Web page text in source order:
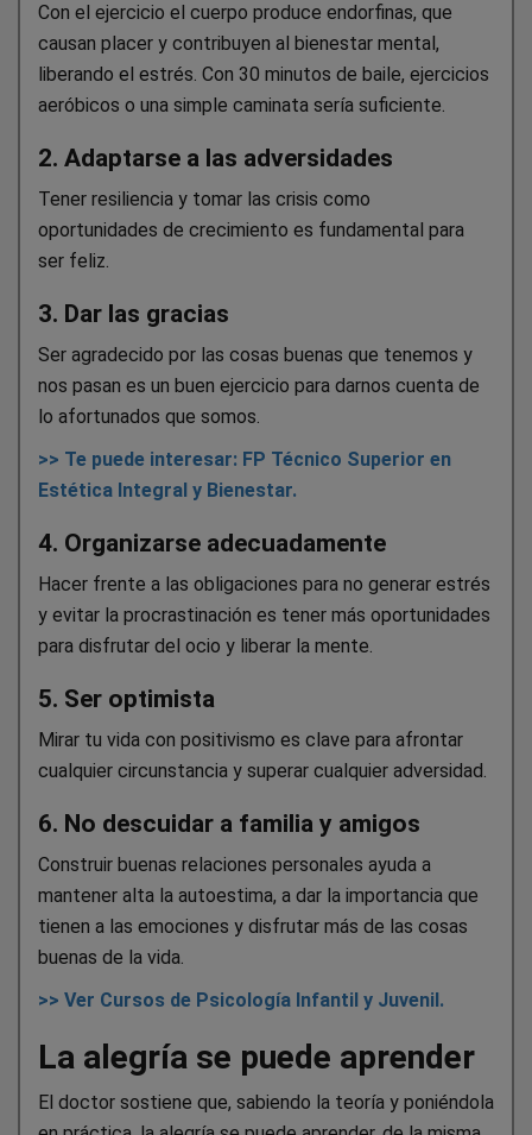
Con el ejercicio el cuerpo produce endorfinas, que
causan placer y contribuyen al bienestar mental,
liberando el estrés. Con 30 minutos de baile, ejercicios
aeróbicos o una simple caminata sería suficiente.
2. Adaptarse a las adversidades
Tener resiliencia y tomar las crisis como
oportunidades de crecimiento es fundamental para
ser feliz.
3. Dar las gracias
Ser agradecido por las cosas buenas que tenemos y
nos pasan es un buen ejercicio para darnos cuenta de
lo afortunados que somos.
>> Te puede interesar: FP Técnico Superior en
Estética Integral y Bienestar.
4. Organizarse adecuadamente
Hacer frente a las obligaciones para no generar estrés
y evitar la procrastinación es tener más oportunidades
para disfrutar del ocio y liberar la mente.
5. Ser optimista
Mirar tu vida con positivismo es clave para afrontar
cualquier circunstancia y superar cualquier adversidad.
6. No descuidar a familia y amigos
Construir buenas relaciones personales ayuda a
mantener alta la autoestima, a dar la importancia que
tienen a las emociones y disfrutar más de las cosas
buenas de la vida.
>> Ver Cursos de Psicología Infantil y Juvenil.
La alegría se puede aprender
El doctor sostiene que, sabiendo la teoría y poniéndola